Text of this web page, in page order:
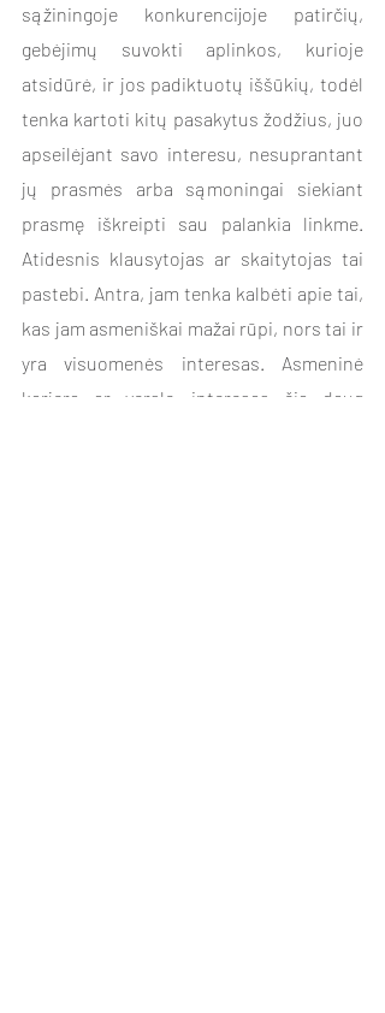
sąžiningoje konkurencijoje patirčių,
gebėjimų suvokti aplinkos, kurioje
atsidūrė, ir jos padiktuotų iššūkių, todėl
tenka kartoti kitų pasakytus žodžius, juo
apseilėjant savo interesu, nesuprantant
jų prasmės arba sąmoningai siekiant
prasmę iškreipti sau palankia linkme.
Atidesnis klausytojas ar skaitytojas tai
pastebi. Antra, jam tenka kalbėti apie tai,
kas jam asmeniškai mažai rūpi, nors tai ir
yra visuomenės interesas. Asmeninė
karjera ar verslo interesas čia daug